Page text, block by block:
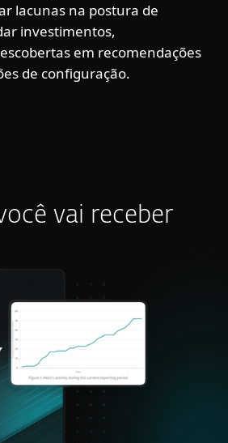
lacunas na postura de
investimentos,
em recomendações
de configuração.
vai receber